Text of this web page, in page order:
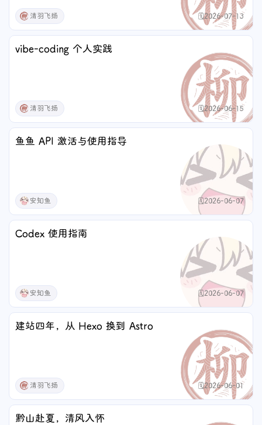
清羽飞扬 🗓️2026-07-13
vibe-coding 个人实践
清羽飞扬 🗓️2026-06-15
鱼鱼 API 激活与使用指导
安知鱼 🗓️2026-06-07
Codex 使用指南
安知鱼 🗓️2026-06-07
建站四年，从 Hexo 换到 Astro
清羽飞扬 🗓️2026-06-01
黔山赴夏，清风入怀